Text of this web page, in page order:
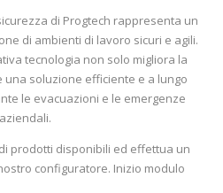
di Progtech rappresenta un
di ambienti di lavoro sicuri e agili.
tecnologia non solo migliora la
una soluzione efficiente e a lungo
le evacuazioni e le emergenze
aziendali.
prodotti disponibili ed effettua un
configuratore. Inizio modulo